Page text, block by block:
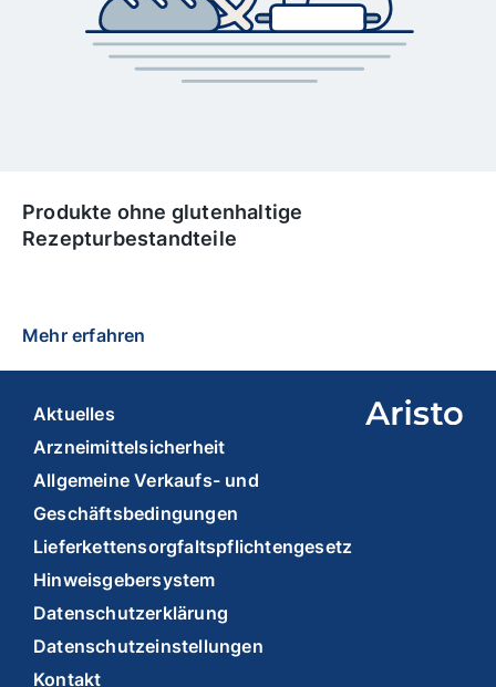
Produkte ohne glutenhaltige
Rezepturbestandteile
Mehr erfahren
Aktuelles
Arzneimittelsicherheit
Allgemeine Verkaufs- und
Geschäftsbedingungen
Lieferkettensorgfaltspflichtengesetz
Hinweisgebersystem
Datenschutzerklärung
Datenschutzeinstellungen
Kontakt